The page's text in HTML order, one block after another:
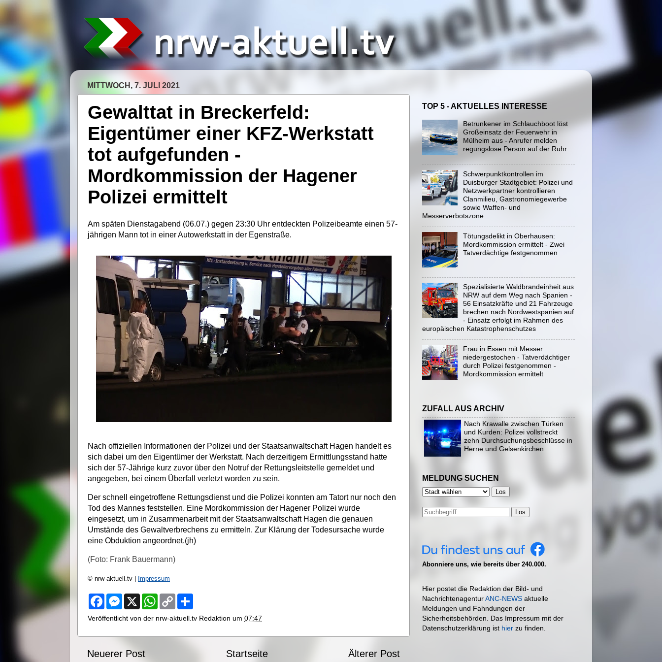
MITTWOCH, 7. JULI 2021
Gewalttat in Breckerfeld:
Eigentümer einer KFZ-Werkstatt
tot aufgefunden -
Mordkommission der Hagener
Polizei ermittelt
Am späten Dienstagabend (06.07.) gegen 23:30 Uhr entdeckten Polizeibeamte einen 57-
jährigen Mann tot in einer Autowerkstatt in der Egenstraße.
Nach offiziellen Informationen der Polizei und der Staatsanwaltschaft Hagen handelt es
sich dabei um den Eigentümer der Werkstatt. Nach derzeitigem Ermittlungsstand hatte
sich der 57-Jährige kurz zuvor über den Notruf der Rettungsleitstelle gemeldet und
angegeben, bei einem Überfall verletzt worden zu sein.
Der schnell eingetroffene Rettungsdienst und die Polizei konnten am Tatort nur noch den
Tod des Mannes feststellen. Eine Mordkommission der Hagener Polizei wurde
eingesetzt, um in Zusammenarbeit mit der Staatsanwaltschaft Hagen die genauen
Umstände des Gewaltverbrechens zu ermitteln. Zur Klärung der Todesursache wurde
eine Obduktion angeordnet.(jh)
(Foto: Frank Bauermann)
© nrw-aktuell.tv | Impressum
F
e
o
k
M
s
n
e
X
W
t
A
C
y
i
r
Veröffentlicht von der nrw-aktuell.tv Redaktion um 07:47
Neuerer Post Älterer Post
Startseite
TOP 5 - AKTUELLES INTERESSE
Betrunkener im Schlauchboot löst
Großeinsatz der Feuerwehr in
Mülheim aus - Anrufer melden
regungslose Person auf der Ruhr
Schwerpunktkontrollen im
Duisburger Stadtgebiet: Polizei und
Netzwerkpartner kontrollieren
Clanmilieu, Gastronomiegewerbe
sowie Waffen- und
Messerverbotszone
Tötungsdelikt in Oberhausen:
Mordkommission ermittelt - Zwei
Tatverdächtige festgenommen
Spezialisierte Waldbrandeinheit aus
NRW auf dem Weg nach Spanien -
56 Einsatzkräfte und 21 Fahrzeuge
brechen nach Nordwestspanien auf
- Einsatz erfolgt im Rahmen des
europäischen Katastrophenschutzes
Frau in Essen mit Messer
niedergestochen - Tatverdächtiger
durch Polizei festgenommen -
Mordkommission ermittelt
ZUFALL AUS ARCHIV
Nach Krawalle zwischen Türken
und Kurden: Polizei vollstreckt
zehn Durchsuchungsbeschlüsse in
Herne und Gelsenkirchen
MELDUNG SUCHEN
Los
Abonniere uns, wie bereits über 240.000.
Hier postet die Redaktion der Bild- und
NachrichtenagenturANC-NEWS aktuelle
Meldungen und Fahndungen der
Sicherheitsbehörden. Das Impressum mit der
Datenschutzerklärung ist hier zu finden.